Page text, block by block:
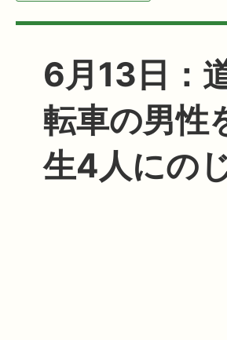
6月13日：
転車の男性
生4人にの